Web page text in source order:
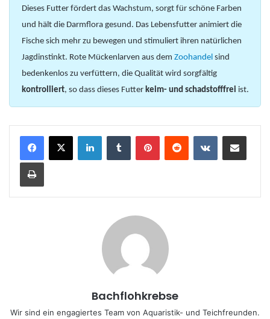
Dieses Futter fördert das Wachstum, sorgt für schöne Farben
und hält die Darmflora gesund. Das Lebensfutter animiert die
Fische sich mehr zu bewegen und stimuliert ihren natürlichen
Jagdinstinkt. Rote Mückenlarven aus dem Zoohandel sind
bedenkenlos zu verfüttern, die Qualität wird sorgfältig
kontrolliert, so dass dieses Futter keim- und schadstofffrei ist.
Bachflohkrebse
Wir sind ein engagiertes Team von Aquaristik- und Teichfreunden.